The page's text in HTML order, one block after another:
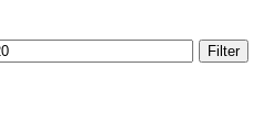
Filter